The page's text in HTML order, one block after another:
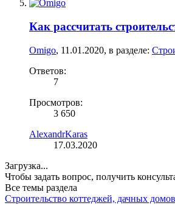
Как рассчитать
Omigo, 11.01.2020, в разделе:
Ответов:
7
Просмотров:
3 650
AlexandrKaras
17.03.2020
Загрузка...
Чтобы задать вопрос, получить
Все темы раздела
Строительство коттеджей, дачных